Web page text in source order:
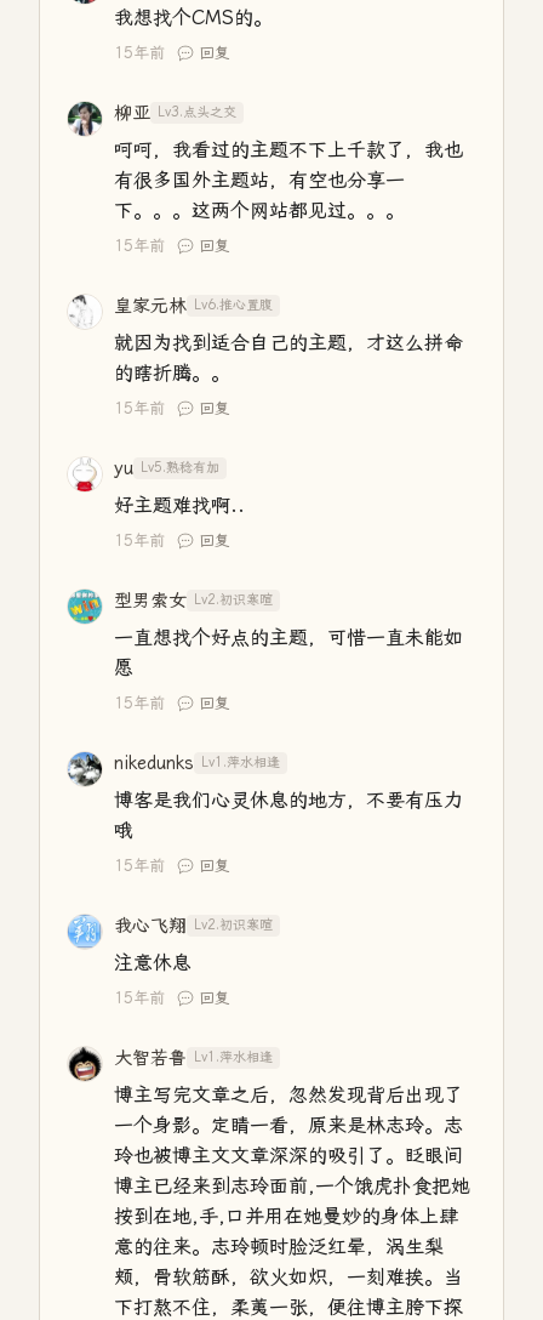
我想找个CMS的。
15年前 回复
柳亚 Lv3.点头之交
呵呵，我看过的主题不下上千款了，我也
有很多国外主题站，有空也分享一
下。。。这两个网站都见过。。。
15年前 回复
皇家元林 Lv6.推心置腹
就因为找到适合自己的主题，才这么拼命
的瞎折腾。。
15年前 回复
yu Lv5.熟稔有加
好主题难找啊..
15年前 回复
型男索女 Lv2.初识寒暄
一直想找个好点的主题，可惜一直未能如
愿
15年前 回复
nikedunks Lv1.萍水相逢
博客是我们心灵休息的地方，不要有压力
哦
15年前 回复
我心飞翔 Lv2.初识寒暄
注意休息
15年前 回复
大智若鲁 Lv1.萍水相逢
博主写完文章之后，忽然发现背后出现了
一个身影。定睛一看，原来是林志玲。志
玲也被博主文文章深深的吸引了。眨眼间
博主已经来到志玲面前,一个饿虎扑食把她
按到在地,手,口并用在她曼妙的身体上肆
意的往来。志玲顿时脸泛红晕，涡生梨
颊，骨软筋酥，欲火如炽，一刻难挨。当
下打熬不住，柔荑一张，便往博主胯下探